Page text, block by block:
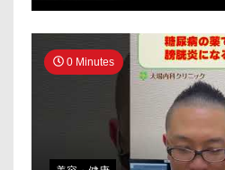
0 Minutes